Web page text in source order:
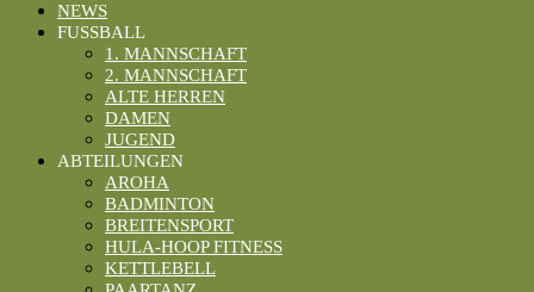
NEWS
FUSSBALL
1. MANNSCHAFT
2. MANNSCHAFT
ALTE HERREN
DAMEN
JUGEND
ABTEILUNGEN
AROHA
BADMINTON
BREITENSPORT
HULA-HOOP FITNESS
KETTLEBELL